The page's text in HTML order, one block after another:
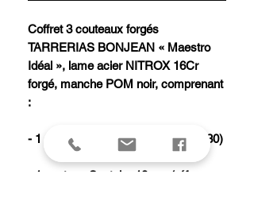
Coffret 3 couteaux forgés
TARRERIAS BONJEAN « Maestro
Idéal », lame acier NITROX 16Cr
forgé, manche POM noir, comprenant
:
- 1 couteau cuisine 20 cm (réf. 20030)
- 1 couteau Santoku 18 cm (réf.